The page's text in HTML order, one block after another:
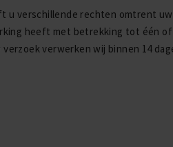
u verschillende rechten omtrent
heeft met betrekking tot één
verwerken wij binnen 14